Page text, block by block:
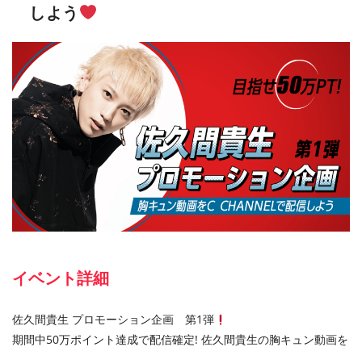
しよう
イベント詳細
佐久間貴生 プロモーション企画 第1弾
期間中50万ポイント達成で配信確定! 佐久間貴生の胸キュン動画を